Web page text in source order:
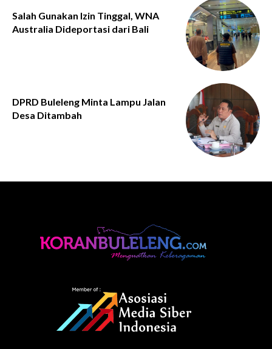
Salah Gunakan Izin Tinggal, WNA
Australia Dideportasi dari Bali
DPRD Buleleng Minta Lampu Jalan
Desa Ditambah